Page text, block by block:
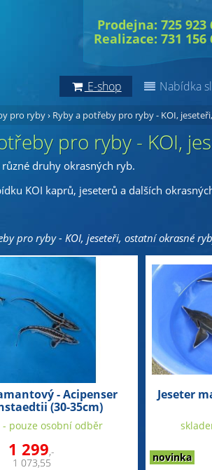
pro ryby› Ryby a potřeby pro ryby - KOI,
pro ryby - KOI,
druhy okrasných ryb.
KOI kaprů, jeseterů a dalších
pro ryby - KOI, jeseteři, ostatní okrasné
- Acipenser
(30-35cm)
- pouze osobní odběr
1 299,-
1 073,55
Jeseter
novinka
E-shop Nabídka
Prodejna: 725 923
Realizace: 731 156